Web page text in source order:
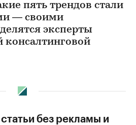
пять трендов стали
— своими
эксперты
без рекламы и